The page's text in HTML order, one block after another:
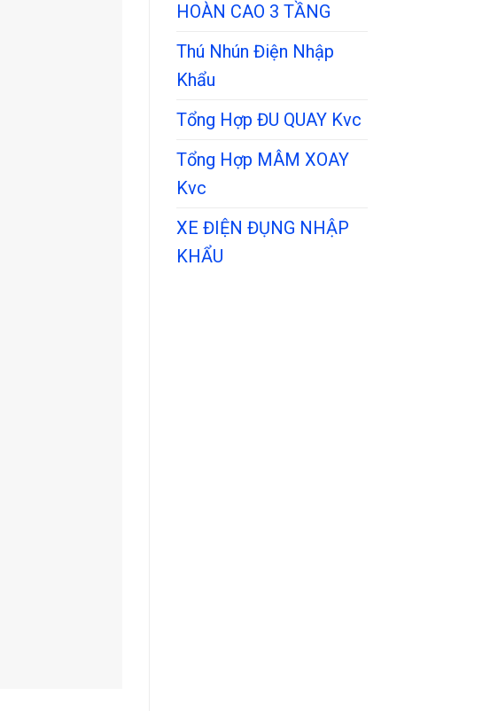
HOÀN CAO 3 TẦNG
Thú Nhún Điện Nhập
Khẩu
Tổng Hợp ĐU QUAY Kvc
Tổng Hợp MÂM XOAY
Kvc
XE ĐIỆN ĐỤNG NHẬP
KHẨU